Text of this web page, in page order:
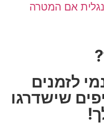
אם המטרה
לזמנים
שישדרגו